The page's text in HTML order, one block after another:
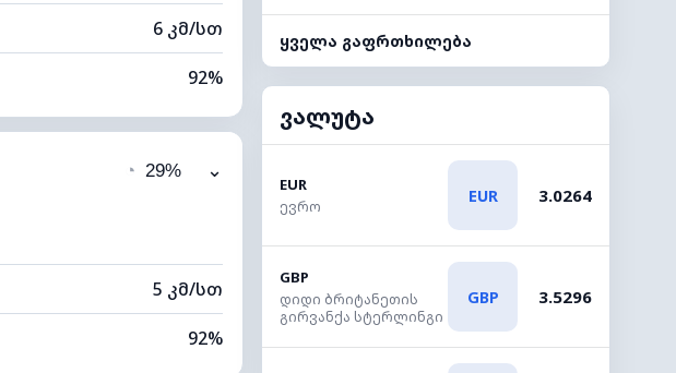
6 კმ/სთ
92%
49%
10 კმ
◔ 29% ⌄
5 კმ/სთ
92%
ყველა გაფრთხილება
ვალუტა
EUR
ევრო
EUR 3.0264
GBP
დიდი ბრიტანეთის
გირვანქა სტერლინგი
GBP 3.5296